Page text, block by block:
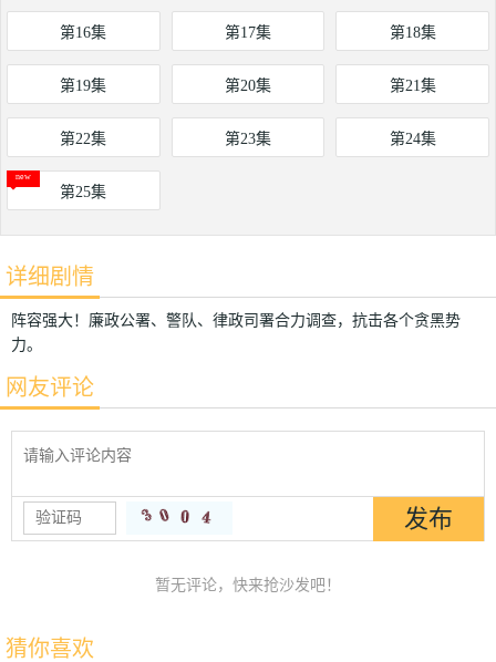
第16集 第17集 第18集
第19集 第20集 第21集
第22集 第23集 第24集
第25集
详细剧情
阵容强大！廉政公署、警队、律政司署合力调查，抗击各个贪黑势
力。
网友评论
暂无评论，快来抢沙发吧！
猜你喜欢